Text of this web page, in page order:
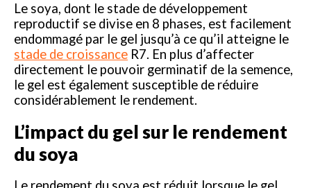
Le soya, dont le stade de développement
reproductif se divise en 8 phases, est facilement
endommagé par le gel jusqu’à ce qu’il atteigne le
stade de croissance R7. En plus d’affecter
directement le pouvoir germinatif de la semence,
le gel est également susceptible de réduire
considérablement le rendement.
L’impact du gel sur le rendement
du soya